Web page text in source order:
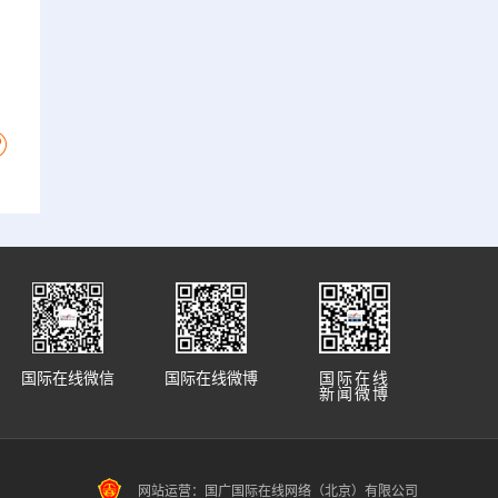
国际在线
新闻微博
国际在线微博
国际在线微信
网站运营：国广国际在线网络（北京）有限公司